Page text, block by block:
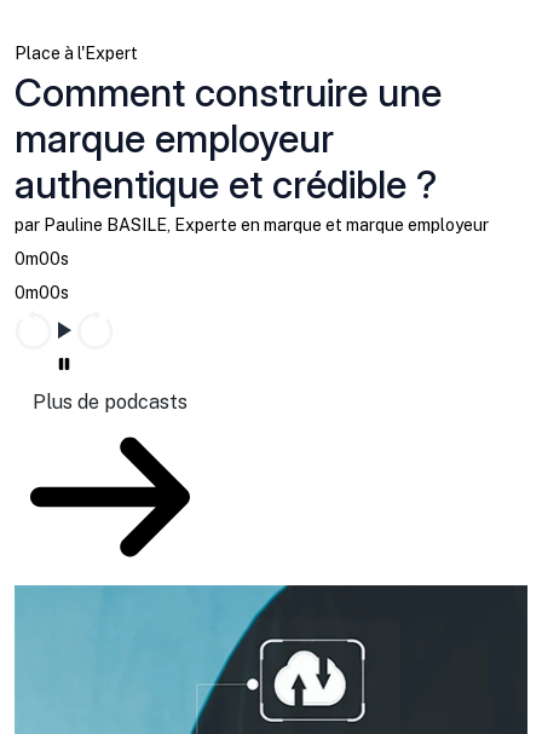
Place à l'Expert
Comment construire une
marque employeur
authentique et crédible ?
par Pauline BASILE, Experte en marque et marque employeur
0m00s
0m00s
Plus de podcasts